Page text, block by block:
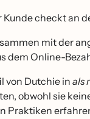
checkt an
mit der
Online-
von Dutchie in als
obwohl sie